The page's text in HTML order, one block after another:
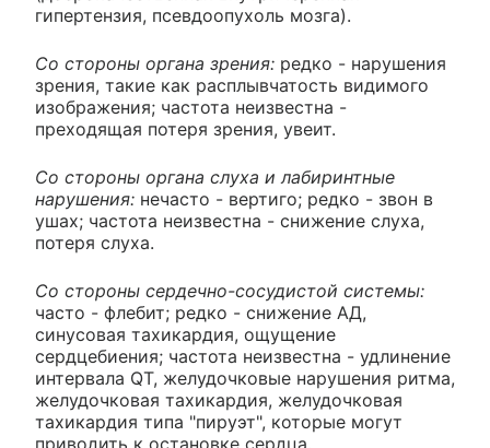
гипертензия, псевдоопухоль мозга).
Со стороны органа зрения: редко - нарушения
зрения, такие как расплывчатость видимого
изображения; частота неизвестна -
преходящая потеря зрения, увеит.
Со стороны органа слуха и лабиринтные
нарушения: нечасто - вертиго; редко - звон в
ушах; частота неизвестна - снижение слуха,
потеря слуха.
Со стороны сердечно-сосудистой системы:
часто - флебит; редко - снижение АД,
синусовая тахикардия, ощущение
сердцебиения; частота неизвестна - удлинение
интервала QT, желудочковые нарушения ритма,
желудочковая тахикардия, желудочковая
тахикардия типа "пируэт", которые могут
приводить к остановке сердца.